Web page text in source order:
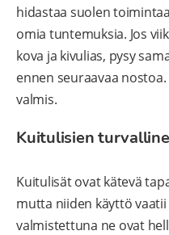
hidastaa suolen
omia tuntemuksia. Jos
kova ja kivulias, pysy
ennen seuraavaa
valmis.
Kuitulisien
Kuitulisät ovat kätevä
mutta niiden käyttö
valmistettuna ne ovat